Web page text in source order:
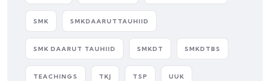
SMK SMKDAARUTTAUHIID
SMK DAARUT TAUHIID SMKDT SMKDTBS
TEACHINGS TKJ TSP UUK